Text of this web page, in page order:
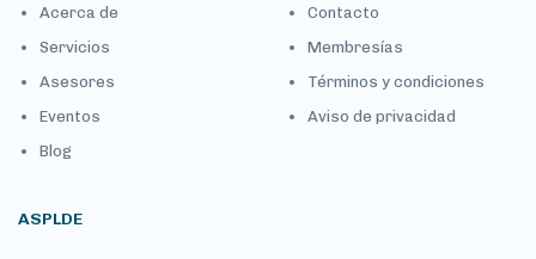
Acerca de
Servicios
Asesores
Eventos
Blog
Contacto
Membresías
Términos y condiciones
Aviso de privacidad
ASPLDE